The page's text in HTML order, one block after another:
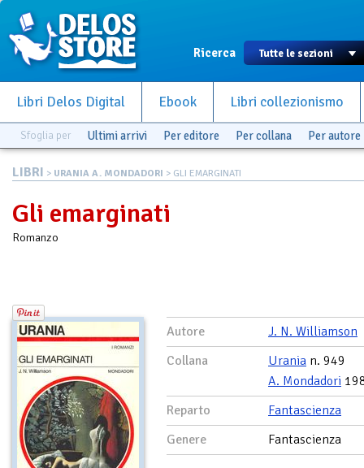
Ricerca
Libri Delos Digital Ebook Libri collezionismo
Sfoglia per Ultimi arrivi Per editore Per collana Per autore
LIBRI > URANIA A. MONDADORI > GLI EMARGINATI
Gli emarginati
Romanzo
Autore
J. N. Williamson
Collana
Urania n. 949
A. Mondadori
Reparto
Fantascienza
Genere
Fantascienza